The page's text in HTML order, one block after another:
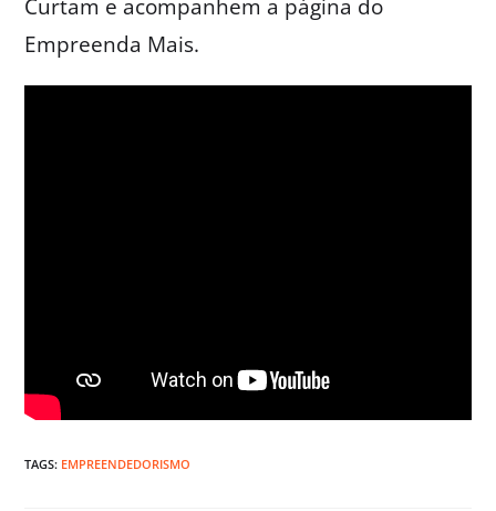
Curtam e acompanhem a página do
Empreenda Mais.
TAGS: EMPREENDEDORISMO